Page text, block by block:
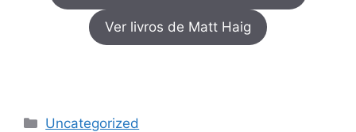
Ver livros de Matt Haig
Categorias
Uncategorized